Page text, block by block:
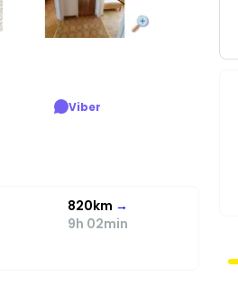
Viber
820km →
9h 02min